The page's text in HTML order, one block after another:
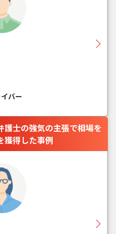
バー
護士の強気の主張で相場を
獲得した事例